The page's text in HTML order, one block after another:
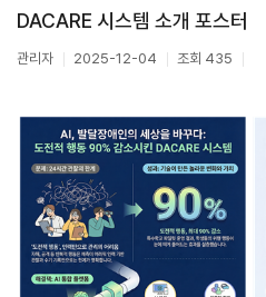
DACARE 시스템 소개 포스터
관리자 2025-12-04 조회 435